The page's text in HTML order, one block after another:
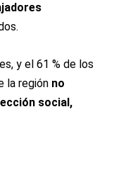
y el 61 % de los
la región no
social,